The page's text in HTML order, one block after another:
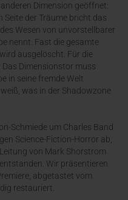
Dimension geöffnet:
der Träume bricht das
Wesen von unvorstellbarer
nennt. Fast die gesamte
ausgelöscht. Für die
Das Dimensionstor muss
in seine fremde Welt
was in der Shadowzone
Schmiede um Charles Band
Science-Fiction-Horror ab,
von Mark Shorstrom
entstanden. Wir präsentieren
abgetastet vom
restauriert.